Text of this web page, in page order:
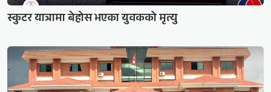
स्कुटर यात्रामा बेहोस भएका युवकको मृत्यु